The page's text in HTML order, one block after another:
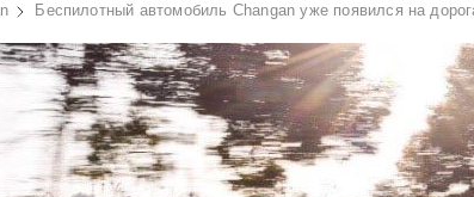
Беспилотный автомобиль Changan уже появился на